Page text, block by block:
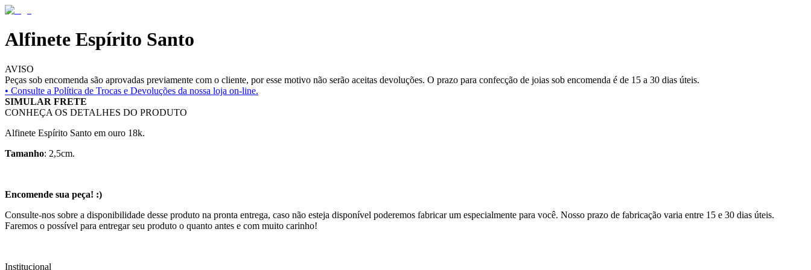
Alfinete Espírito Santo
AVISO
Peças sob encomenda são aprovadas previamente com o cliente, por esse motivo não serão aceitas devoluções. O prazo para confecção de joias sob encomenda é de 15 a 30 dias úteis.
• Consulte a Política de Trocas e Devoluções da nossa loja on-line.
SIMULAR FRETE
CONHEÇA OS DETALHES DO PRODUTO
Alfinete Espírito Santo em ouro 18k.
Tamanho: 2,5cm.
Encomende sua peça! :)
Consulte-nos sobre a disponibilidade desse produto na pronta entrega, caso não esteja disponível poderemos fabricar um especialmente para você. Nosso prazo de fabricação varia entre 15 e 30 dias úteis.
Faremos o possível para entregar seu produto o quanto antes e com muito carinho!
Institucional